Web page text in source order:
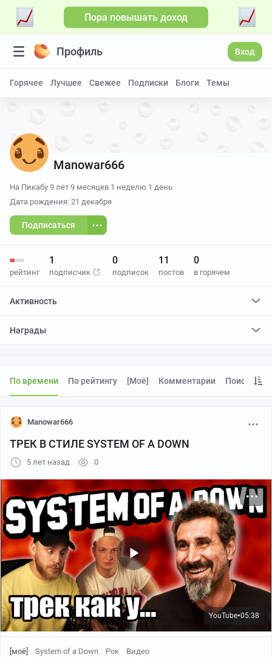
Пора повышать доход
Профиль Вход
Горячее Лучшее Свежее Подписки Блоги Темы
Manowar666
На Пикабу 9 лет 9 месяцев 1 неделю 1 день
Дата рождения: 21 декабря
Подписаться
рейтинг
1
подписчик
0
подписок
11
постов
0
в горячем
Активность
Награды
По времени По рейтингу [моё] Комментарии Поиск
Manowar666
ТРЕК В СТИЛЕ SYSTEM OF A DOWN
5 лет назад 0
YouTube●05:38
[моё] System of a Down Рок Видео
Больше видео